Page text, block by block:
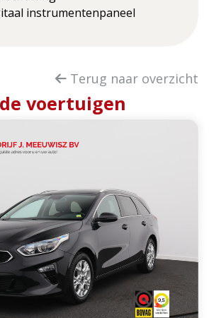
instrumentenpaneel
Terug naar overzicht
voertuigen